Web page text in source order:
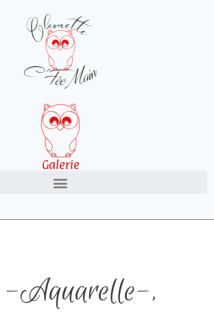
Galerie
-Aquarelle-,